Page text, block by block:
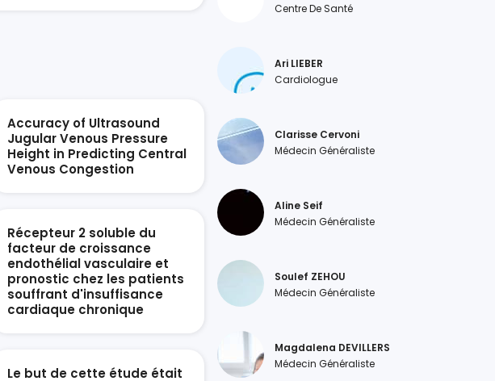
Accuracy of Ultrasound
Jugular Venous Pressure
Height in Predicting Central
Venous Congestion
Récepteur 2 soluble du
facteur de croissance
endothélial vasculaire et
pronostic chez les patients
souffrant d'insuffisance
cardiaque chronique
Le but de cette étude était
Centre De Santé
Ari LIEBER
Cardiologue
Clarisse Cervoni
Médecin Généraliste
Aline Seif
Médecin Généraliste
Soulef ZEHOU
Médecin Généraliste
Magdalena DEVILLERS
Médecin Généraliste